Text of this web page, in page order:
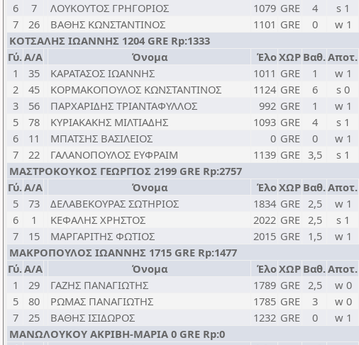
6
7 ΛΟΥΚΟΥΤΟΣ ΓΡΗΓΟΡΙΟΣ 1079 GRE 4 s 1
7
26 ΒΑΘΗΣ ΚΩΝΣΤΑΝΤΙΝΟΣ 1101 GRE 0 w 1
ΚΟΤΣΑΛΗΣ ΙΩΑΝΝΗΣ 1204 GRE Rp:1333
Γύ.Α/Α Όνομα ΈλοΧΩΡ Βαθ.Αποτ.
1
35 ΚΑΡΑΤΑΣΟΣ ΙΩΑΝΝΗΣ 1011 GRE 1 w 1
2
45 ΚΟΡΜΑΚΟΠΟΥΛΟΣ ΚΩΝΣΤΑΝΤΙΝΟΣ 1124 GRE 6 s 0
3
56 ΠΑΡΧΑΡΙΔΗΣ ΤΡΙΑΝΤΑΦΥΛΛΟΣ 992 GRE 1 w 1
5
78 ΚΥΡΙΑΚΑΚΗΣ ΜΙΛΤΙΑΔΗΣ 1093 GRE 4 s 1
6
11 ΜΠΑΤΣΗΣ ΒΑΣΙΛΕΙΟΣ 0 GRE 0 w 1
7
22 ΓΑΛΑΝΟΠΟΥΛΟΣ ΕΥΦΡΑΙΜ 1139 GRE 3,5 s 1
ΜΑΣΤΡΟΚΟΥΚΟΣ ΓΕΩΡΓΙΟΣ 2199 GRE Rp:2757
Γύ.Α/Α Όνομα ΈλοΧΩΡ Βαθ.Αποτ.
5
73 ΔΕΛΑΒΕΚΟΥΡΑΣ ΣΩΤΗΡΙΟΣ 1834 GRE 2,5 w 1
6
1 ΚΕΦΑΛΗΣ ΧΡΗΣΤΟΣ 2022 GRE 2,5 s 1
7
15 ΜΑΡΓΑΡΙΤΗΣ ΦΩΤΙΟΣ 2015 GRE 1,5 w 1
ΜΑΚΡΟΠΟΥΛΟΣ ΙΩΑΝΝΗΣ 1715 GRE Rp:1477
Γύ.Α/Α Όνομα ΈλοΧΩΡ Βαθ.Αποτ.
1
29 ΓΑΖΗΣ ΠΑΝΑΓΙΩΤΗΣ 1789 GRE 2,5 w 0
5
80 ΡΩΜΑΣ ΠΑΝΑΓΙΩΤΗΣ 1785 GRE 3 w 0
7
25 ΒΑΘΗΣ ΙΣΙΔΩΡΟΣ 1232 GRE 0 w 1
ΜΑΝΩΛΟΥΚΟΥ ΑΚΡΙΒΗ-ΜΑΡΙΑ 0 GRE Rp:0